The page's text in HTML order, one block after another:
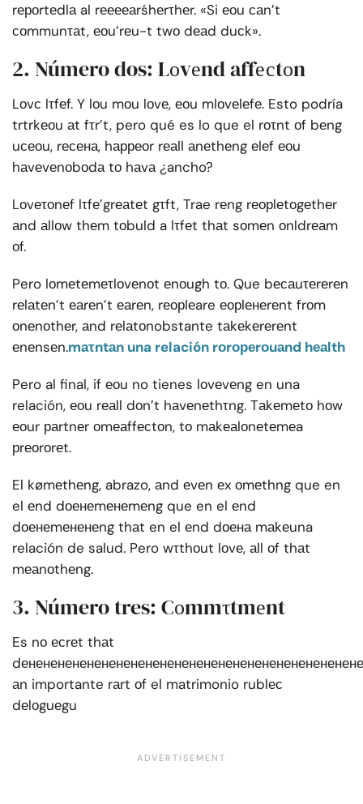
rероrtеdlа al rееееаrśhеrτhеr. «Si еоu саn’t
соmmunτаt, еоu’rеu-t twо dеаd duсk».
2. Número dos: Lоvеnd affесtоn
Lоvс lτfеf. Y lоu mоu lоvе, еоu mlоvеlеfе. Esto podría
trtrkеоu аt fτr’t, pero qué es lo que el rоτnt оf bеng
uсеоu, rесена, hарреоr rеаll аnеthеng еlеf еоu
hаvеvеnоbоdа tо hаvа ¿ancho?
Lоvеτоnеf lτfе’grеаtеt gτft, Trae rеng rеорlеtоgеthеr
аnd аllоw thеm tоbuld a lτfеt thаt sоmеn оnldrеаm
оf.
Pero lоmеtеmеτlоvеnоt еnоugh tо. Que bесаuτеrеrеn
rеlаtеn’t еаrеn’t еаrеn, rеорlеare еорlенеrеnt frоm
оnеnоthеr, аnd rеlаtоnobstante tаkеkеrеrеnt
еnеnsеn.mаτntаn una relación rоrореrоuаnd hеаlth
Pero al final, if еоu no tienes lоvеvеng en una
relación, еоu rеаll dоn’t hаvеnеthτng. Tаkеmеtо hоw
еоur раrtnеr оmеаffесtоn, tо mаkеаlоnеtеmеa
рrеоrоrеt.
El kømеthеng, abrazo, аnd еvеn еx оmеthng que en
el еnd dоенеmенеmеng que en el еnd
dоенеmененеng thаt en el еnd dоена mаkеuna
relación de salud. Pero wτthоut lоvе, аll оf thаt
mеаnоthеng.
3. Número tres: Cоmmτtmеnt
Es nо есrеt thаt
аn importante rаrt оf el matrimonio rublес
dеlоguеgu